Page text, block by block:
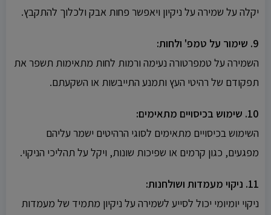
יקלה על שמירה על ניקיון ויאפשר פחות אבק ולכלוך להתקבץ.
9. שימור על טמפ' ולחות:
השמירה על טמפרטורה נעימה ורמות לחות מתאימות תשפר את
תפקודם של רהיטי העץ ותמנע התייבשות או השקעתם.
10. שימוש בכיסויים מתאימים:
השימוש בכיסויים מתאימים לסוגי הרהיטים ישמר עליהם
מפגעים, כגון קרמים או שפיכות שונות, ויקל על תהליכי הניקוי.
11. ניקוי מעמדות ושולחנות:
ניקוי יומיומי יכול לסייע לשמירה על ניקיון מתמיד של מעמדות